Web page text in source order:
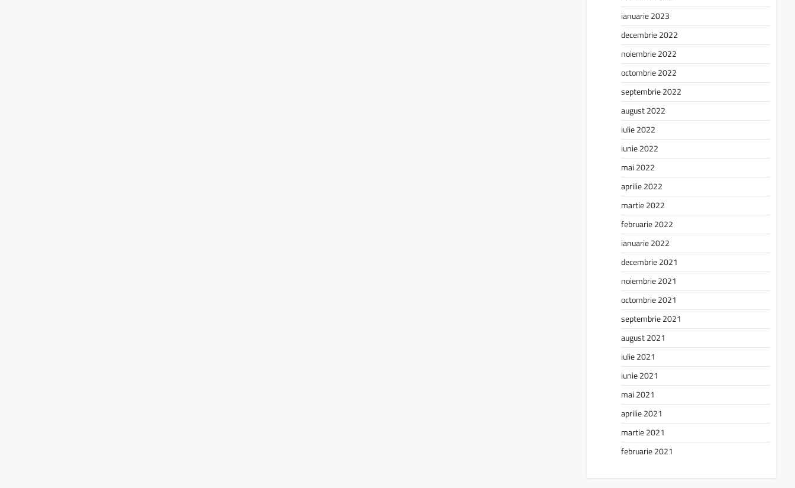
ianuarie 2023
decembrie 2022
noiembrie 2022
octombrie 2022
septembrie 2022
august 2022
iulie 2022
iunie 2022
mai 2022
aprilie 2022
martie 2022
februarie 2022
ianuarie 2022
decembrie 2021
noiembrie 2021
octombrie 2021
septembrie 2021
august 2021
iulie 2021
iunie 2021
mai 2021
aprilie 2021
martie 2021
februarie 2021